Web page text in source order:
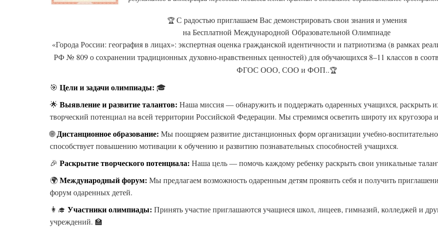
🏆 С радостью приглашаем Вас демонстрировать свои знания и умения
на Бесплатной Международной Образовательной Олимпиаде
«Города России: география в лицах»: экспертная оценка гражданской идентичности и патриотизма (в рамках
РФ № 809 о сохранении традиционных духовно-нравственных ценностей) для обучающихся 8–11 классов в
ФГОС ООО, СОО и ФОП..🏆
🎯 Цели и задачи олимпиады: 🎓
🌟 Выявление и развитие талантов: Наша миссия — обнаружить и поддержать одаренных учащихся, раскрыть
творческий потенциал на всей территории Российской Федерации. Мы стремимся осветить широту их кругозора
🌐Дистанционное образование: Мы поощряем развитие дистанционных форм организации учебно-
способствует повышению мотивации к обучению и развитию познавательных способностей учащихся.
🎉 Раскрытие творческого потенциала: Наша цель — помочь каждому ребенку раскрыть свои уникальные
🌍Международный форум: Мы предлагаем возможность одаренным детям проявить себя и получить
форум одаренных детей.
👩‍🎓 Участники олимпиады: Принять участие приглашаются учащиеся школ, лицеев, гимназий, колледжей и
учреждений. 🏫